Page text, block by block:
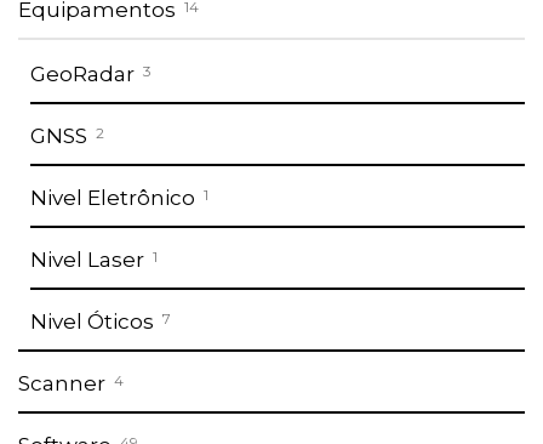
Equipamentos 14
GeoRadar 3
GNSS 2
Nivel Eletrônico 1
Nivel Laser 1
Nivel Óticos 7
Scanner 4